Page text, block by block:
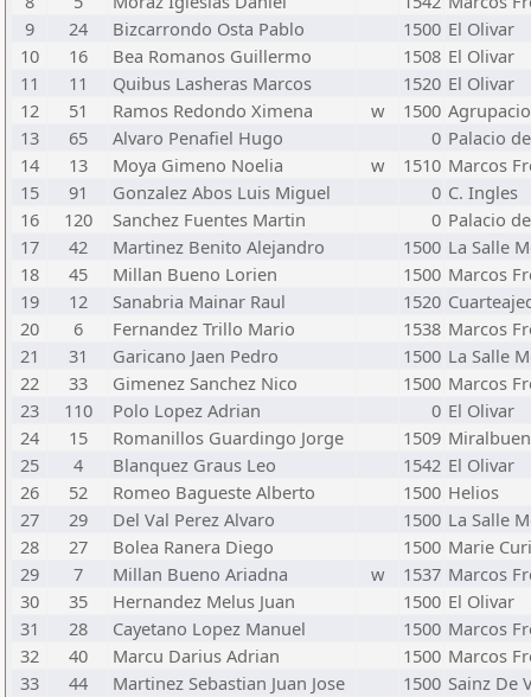
9
24 Bizcarrondo Osta Pablo 1500 El Olivar
10
16 Bea Romanos Guillermo 1508 El Olivar
11
11 Quibus Lasheras Marcos 1520 El Olivar
12
51 Ramos Redondo Ximena w 1500
13
65 Alvaro Penafiel Hugo 0 Palacio
14
13 Moya Gimeno Noelia w 1510 Marcos
15
91 Gonzalez Abos Luis Miguel 0 C. Ingles
16
120 Sanchez Fuentes Martin 0 Palacio
17
42 Martinez Benito Alejandro 1500 La Salle
18
45 Millan Bueno Lorien 1500 Marcos
19
12 Sanabria Mainar Raul 1520
20
6 Fernandez Trillo Mario 1538 Marcos
21
31 Garicano Jaen Pedro 1500 La Salle
22
33 Gimenez Sanchez Nico 1500 Marcos
23
110 Polo Lopez Adrian 0 El Olivar
24
15 Romanillos Guardingo Jorge 1509
25
4 Blanquez Graus Leo 1542 El Olivar
26
52 Romeo Bagueste Alberto 1500 Helios
27
29 Del Val Perez Alvaro 1500 La Salle
28
27 Bolea Ranera Diego 1500 Marie
29
7 Millan Bueno Ariadna w 1537 Marcos
30
35 Hernandez Melus Juan 1500 El Olivar
31
28 Cayetano Lopez Manuel 1500 Marcos
32
40 Marcu Darius Adrian 1500 Marcos
33
44 Martinez Sebastian Juan Jose 1500 Sainz De